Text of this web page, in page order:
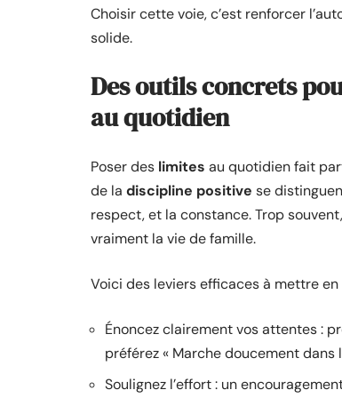
Choisir cette voie, c’est renforcer
solide.
Des outils concrets
au quotidien
Poser des limites au quotidien fait
de la discipline positive se
respect, et la constance. Trop
vraiment la vie de famille.
Voici des leviers efficaces à mettre
Énoncez clairement vos attentes :
préférez « Marche doucement dans
Soulignez l’effort : un